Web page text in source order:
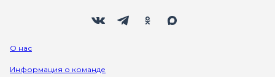
О нас
Информация о команде